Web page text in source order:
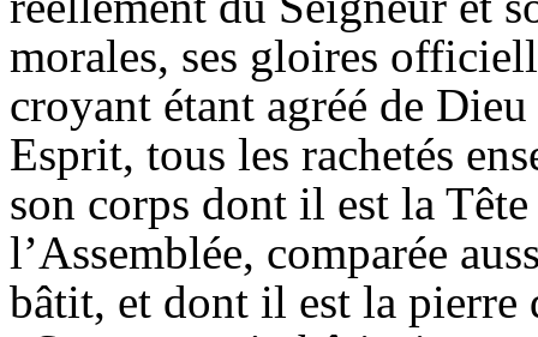
morales, ses gloires
croyant étant agréé de
Esprit, tous les rachetés
son corps dont il est la
l’Assemblée, comparée
bâtit, et dont il est la